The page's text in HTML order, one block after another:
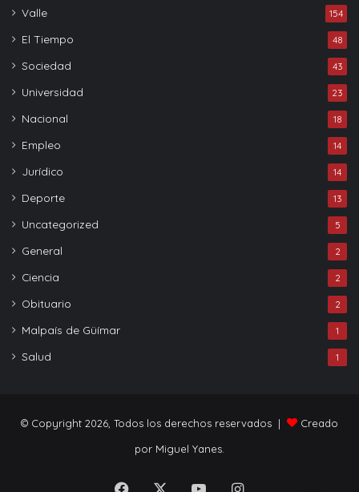
Valle 154
El Tiempo 48
Sociedad 43
Universidad 23
Nacional 18
Empleo 14
Jurídico 14
Deporte 13
Uncategorized 5
General 2
Ciencia 2
Obituario 2
Malpaís de Güímar 1
Salud 1
© Copyright 2026, Todos los derechos reservados |
Creado
por Miguel Yanes.
Facebook YouTubeInstagram